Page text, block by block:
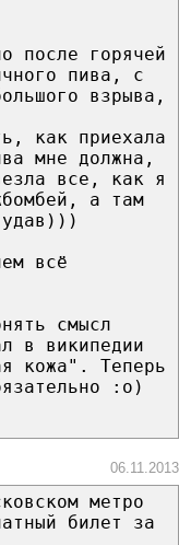
после горячей
пива, с
взрыва,
как приехала
мне должна,
все, как я
а там
всё
смысл
в википедии
кожа". Теперь
:о)
06.11.2013
метро
билет за